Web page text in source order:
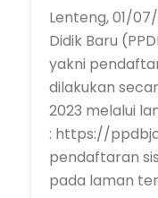
Lenteng, 01/
Didik Baru
yakni
dilakukan
2023 melalui
: https://
pendaftaran
pada laman